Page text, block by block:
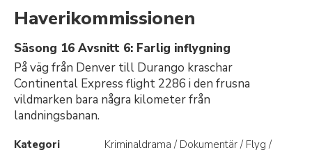
Haverikommissionen
Säsong 16 Avsnitt 6: Farlig inflygning
På väg från Denver till Durango kraschar
Continental Express flight 2286 i den frusna
vildmarken bara några kilometer från
landningsbanan.
Kategori
Kriminaldrama / Dokumentär / Flyg /